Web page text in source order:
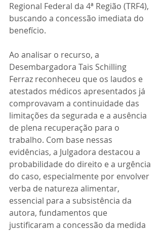
Regional Federal da 4ª Região (TRF4),
buscando a concessão imediata do
benefício.
Ao analisar o recurso, a
Desembargadora Tais Schilling
Ferraz reconheceu que os laudos e
atestados médicos apresentados já
comprovavam a continuidade das
limitações da segurada e a ausência
de plena recuperação para o
trabalho. Com base nessas
evidências, a Julgadora destacou a
probabilidade do direito e a urgência
do caso, especialmente por envolver
verba de natureza alimentar,
essencial para a subsistência da
autora, fundamentos que
justificaram a concessão da medida